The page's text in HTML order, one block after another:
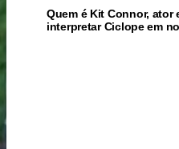
Quem é Kit Connor, ator
interpretar Ciclope em